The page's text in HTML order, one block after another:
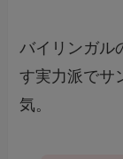
バイリンガル
す実力派でサ
気。